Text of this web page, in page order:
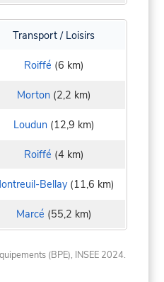
Transport / Loisirs
Roiffé (6 km)
Morton(2,2 km)
Loudun(12,9 km)
Roiffé (4 km)
Bellay (11,6 km)
Marcé (55,2 km)
(BPE), INSEE 2024.